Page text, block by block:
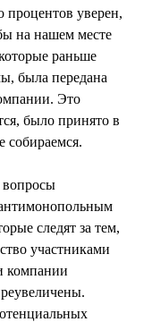
процентов уверен,
на нашем месте
раньше
была передана
Это
было принято в
собираемся.
следят за тем,
участниками
компании